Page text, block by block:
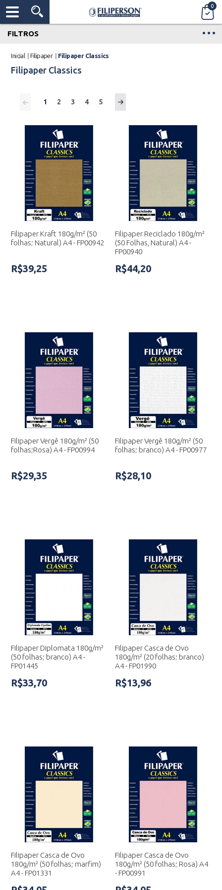
0
Inicial Filipaper Filipaper Classics
FILTROS
Filipaper Classics
1 2 3 4 5
Filipaper Kraft 180g/m² (50
folhas; Natural) A4 - FP00942
R$39,25
Filipaper Reciclado 180g/m²
(50 Folhas, Natural) A4 -
FP00940
R$44,20
Filipaper Vergê 180g/m² (50
folhas;Rosa) A4 - FP00994
R$29,35
Filipaper Vergê 180g/m² (50
folhas; branco) A4 - FP00977
R$28,10
Filipaper Diplomata 180g/m²
(50 folhas; branco) A4 -
FP01445
R$33,70
Filipaper Casca de Ovo
180g/m² (20 folhas; branco)
A4 - FP01990
R$13,96
Filipaper Casca de Ovo
180g/m² (50 folhas; marfim)
A4 - FP01331
Filipaper Casca de Ovo
180g/m² (50 folhas; Rosa) A4
- FP00991